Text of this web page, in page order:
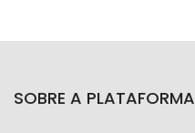
SOBRE A PLATAFORMA